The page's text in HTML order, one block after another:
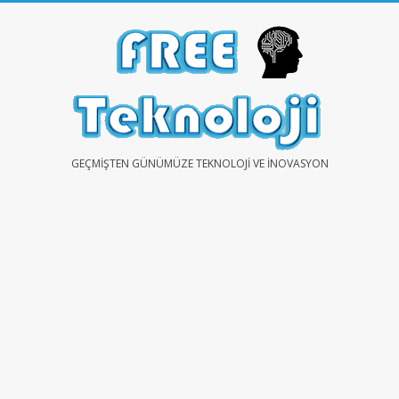
FREEGEÇMIŞTEN GÜNÜMÜZE TEKNOLOJI VE İNOVASYON